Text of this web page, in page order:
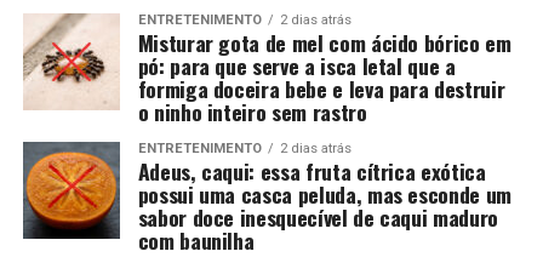
ENTRETENIMENTO 2 dias atrás
Misturar gota de mel com ácido bórico em
pó: para que serve a isca letal que a
formiga doceira bebe e leva para destruir
o ninho inteiro sem rastro
ENTRETENIMENTO 2 dias atrás
Adeus, caqui: essa fruta cítrica exótica
possui uma casca peluda, mas esconde um
sabor doce inesquecível de caqui maduro
com baunilha